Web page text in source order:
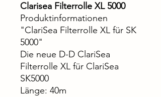
Clarisea Filterrolle XL 5000
Produktinformationen
"ClariSea Filterrolle XL für SK
5000"
Die neue D-D ClariSea
Filterrolle XL für ClariSea
SK5000
Länge: 40m